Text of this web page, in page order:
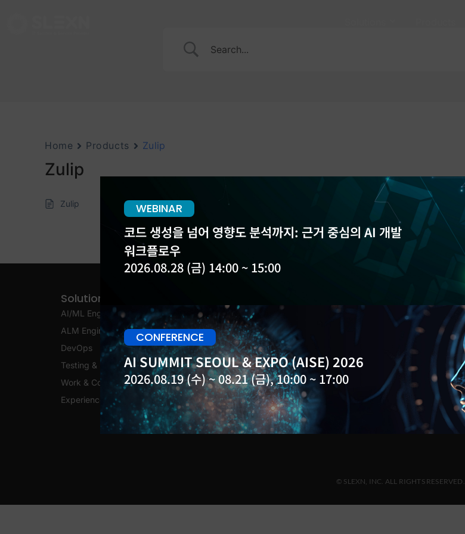
Home Products Zulip
Zulip
Zulip
Solutions
AI/ML Engineering
ALM Engineering
DevOps
Testing & Security
Work & Collaboration
Experience Platform
Customers
Blog
Events
Insight Report
Newsletter
Contact
Support
© SLEXN, INC. ALL RIGHTS RESERVED.
WEBINAR
코드 생성을 넘어 영향도 분석까지: 근거 중심의 AI 개발
워크플로우
2026.08.28 (금) 14:00 ~ 15:00
CONFERENCE
AI SUMMIT SEOUL & EXPO (AISE) 2026
2026.08.19 (수) ~ 08.21 (금), 10:00 ~ 17:00